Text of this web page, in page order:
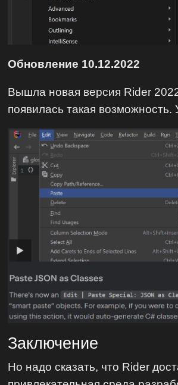
Обновление 10.12.2022
Вышла новая версия Rider
появилась такая возможность.
Заключение
Но надо сказать, что Rider